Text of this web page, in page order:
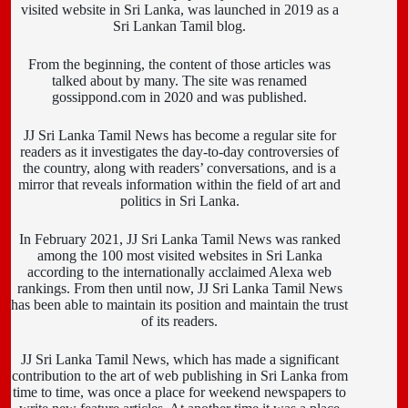
visited website in Sri Lanka, was launched in 2019 as a
Sri Lankan Tamil blog.
From the beginning, the content of those articles was
talked about by many. The site was renamed
gossippond.com in 2020 and was published.
JJ Sri Lanka Tamil News has become a regular site for
readers as it investigates the day-to-day controversies of
the country, along with readers’ conversations, and is a
mirror that reveals information within the field of art and
politics in Sri Lanka.
In February 2021, JJ Sri Lanka Tamil News was ranked
among the 100 most visited websites in Sri Lanka
according to the internationally acclaimed Alexa web
rankings. From then until now, JJ Sri Lanka Tamil News
has been able to maintain its position and maintain the trust
of its readers.
JJ Sri Lanka Tamil News, which has made a significant
contribution to the art of web publishing in Sri Lanka from
time to time, was once a place for weekend newspapers to